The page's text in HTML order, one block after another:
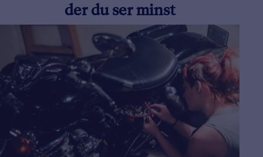
der du ser minst